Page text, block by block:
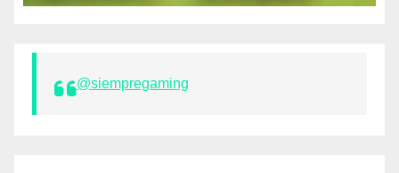
@siempregaming